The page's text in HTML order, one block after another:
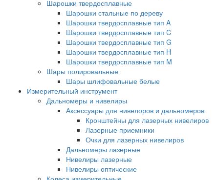
Шарошки твердосплавные
Шарошки стальные по дереву
Шарошки твердосплавные тип A
Шарошки твердосплавные тип C
Шарошки твердосплавные тип G
Шарошки твердосплавные тип H
Шарошки твердосплавные тип M
Шары полировальные
Шары шлифовальные белые
Измерительный инструмент
Дальномеры и нивелиры
Аксессуары для нивелоров и дальномеров
Кронштейны для лазерных нивелиров
Лазерные приемники
Очки для лазерных нивелиров
Дальномеры лазерные
Нивелиры лазерные
Нивелиры оптические